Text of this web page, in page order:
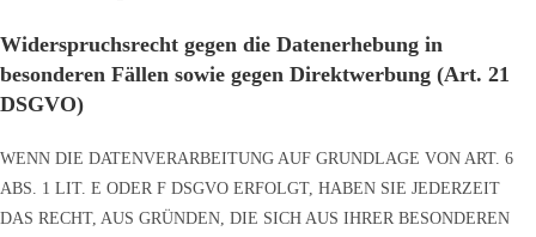
Widerspruchsrecht gegen die Datenerhebung in
besonderen Fällen sowie gegen Direktwerbung (Art. 21
DSGVO)
WENN DIE DATENVERARBEITUNG AUF GRUNDLAGE VON ART. 6
ABS. 1 LIT. E ODER F DSGVO ERFOLGT, HABEN SIE JEDERZEIT
DAS RECHT, AUS GRÜNDEN, DIE SICH AUS IHRER BESONDEREN